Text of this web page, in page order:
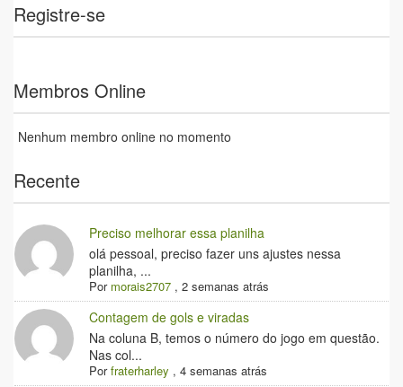
Registre-se
Membros Online
Nenhum membro online no momento
Recente
Preciso melhorar essa planilha
olá pessoal, preciso fazer uns ajustes nessa
planilha, ...
Por morais2707 ,2 semanas atrás
Contagem de gols e viradas
Na coluna B, temos o número do jogo em questão.
Nas col...
Porfraterharley ,4 semanas atrás